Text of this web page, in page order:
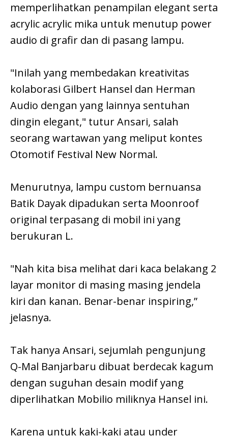
memperlihatkan penampilan elegant serta
acrylic acrylic mika untuk menutup power
audio di grafir dan di pasang lampu.
"Inilah yang membedakan kreativitas
kolaborasi Gilbert Hansel dan Herman
Audio dengan yang lainnya sentuhan
dingin elegant," tutur Ansari, salah
seorang wartawan yang meliput kontes
Otomotif Festival New Normal.
Menurutnya, lampu custom bernuansa
Batik Dayak dipadukan serta Moonroof
original terpasang di mobil ini yang
berukuran L.
"Nah kita bisa melihat dari kaca belakang 2
layar monitor di masing masing jendela
kiri dan kanan. Benar-benar inspiring,”
jelasnya.
Tak hanya Ansari, sejumlah pengunjung
Q-Mal Banjarbaru dibuat berdecak kagum
dengan suguhan desain modif yang
diperlihatkan Mobilio miliknya Hansel ini.
Karena untuk kaki-kaki atau under